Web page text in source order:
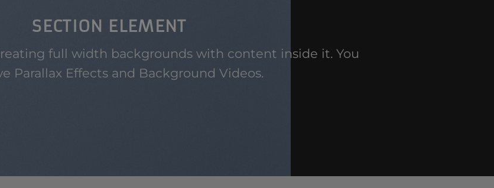
SECTION ELEMENT
full width backgrounds with content inside it. You
Parallax Effects and Background Videos.